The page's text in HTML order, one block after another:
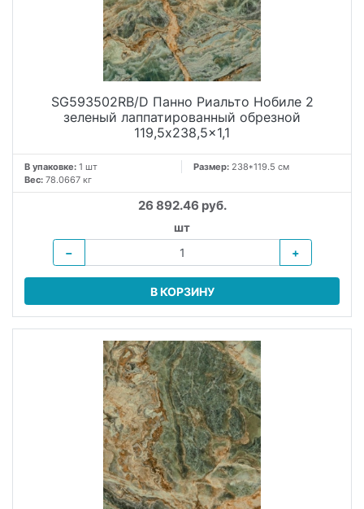
SG593502RB/D Панно Риальто Нобиле 2
зеленый лаппатированный обрезной
119,5x238,5x1,1
В упаковке: 1 шт Размер: 238*119.5 см
Вес: 78.0667 кг
26 892.46 руб.
шт
−
+
В КОРЗИНУ